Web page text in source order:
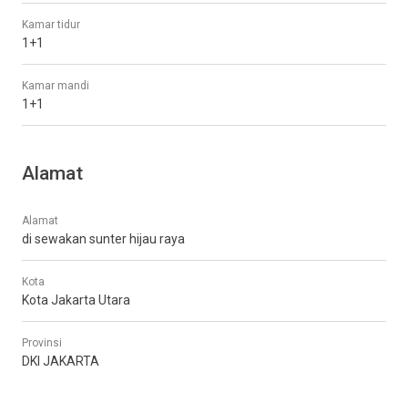
Kamar tidur
1+1
Kamar mandi
1+1
Alamat
Alamat
di sewakan sunter hijau raya
Kota
Kota Jakarta Utara
Provinsi
DKI JAKARTA